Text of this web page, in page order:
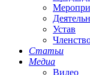
Устав
Статьи
Медиа
Видео